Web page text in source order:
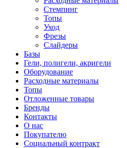
Стемпинг
Топы
Уход
Фрезы
Слайдеры
Базы
Гели, полигели, акригели
Оборудование
Расходные материалы
Топы
Отложенные товары
Бренды
Контакты
О нас
Покупателю
Социальный контракт